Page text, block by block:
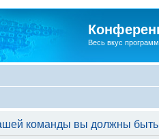
Весь вкус
команды вы должны